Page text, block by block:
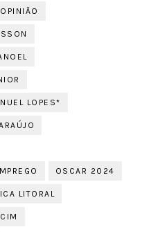
OPINIÃO
LOPES*
OSCAR 2024
LITORAL